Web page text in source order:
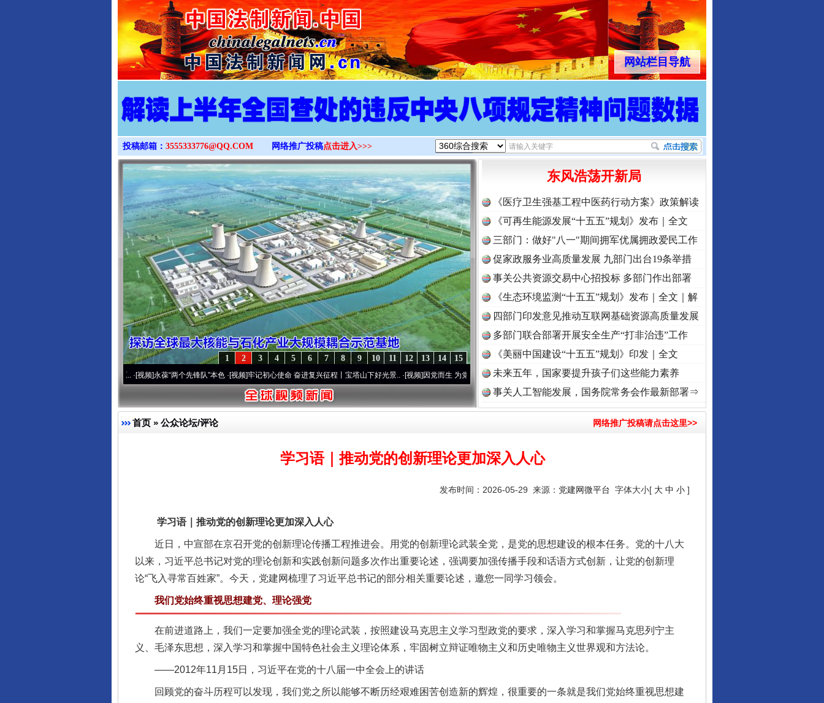
>
网站栏目导航
投稿邮箱： 3555333776@QQ.COM 网络推广投稿点击进入>>>
15
14
13
12
11
10
9
8
7
6
5
4
3
2
1
永葆“两个先锋队”本色·[视频]牢记初心使命 奋进复兴征程丨宝塔山下好光景..·[视频]因党而生 为党而战——百年“纪”事⑧加强纪律.. ·[视频]牢记初心使命 奋进复兴征程丨“转折之城”激荡..
东风浩荡开新局
《医疗卫生强基工程中医药行动方案》政策解读
《可再生能源发展“十五五”规划》发布｜全文
三部门：做好"八一"期间拥军优属拥政爱民工作
促家政服务业高质量发展 九部门出台19条举措
事关公共资源交易中心招投标 多部门作出部署
《生态环境监测“十五五”规划》发布｜全文｜解
读
四部门印发意见推动互联网基础资源高质量发展
多部门联合部署开展安全生产“打非治违”工作
《美丽中国建设“十五五”规划》印发｜全文
未来五年，国家要提升孩子们这些能力素养
事关人工智能发展，国务院常务会作最新部署⇒
首页 » 公众论坛/评论 网络推广投稿请点击这里>>
学习语｜推动党的创新理论更加深入人心
发布时间：2026-05-29 来源： 党建网微平台 字体大小[ 大 中 小 ]
学习语｜推动党的创新理论更加深入人心
近日，中宣部在京召开党的创新理论传播工程推进会。用党的创新理论武装全党，是党的思想建设的根本任务。党的十八大
以来，习近平总书记对党的理论创新和实践创新问题多次作出重要论述，强调要加强传播手段和话语方式创新，让党的创新理
论“飞入寻常百姓家”。今天，党建网梳理了习近平总书记的部分相关重要论述，邀您一同学习领会。
我们党始终重视思想建党、理论强党
在前进道路上，我们一定要加强全党的理论武装，按照建设马克思主义学习型政党的要求，深入学习和掌握马克思列宁主
义、毛泽东思想，深入学习和掌握中国特色社会主义理论体系，牢固树立辩证唯物主义和历史唯物主义世界观和方法论。
——2012年11月15日，习近平在党的十八届一中全会上的讲话
回顾党的奋斗历程可以发现，我们党之所以能够不断历经艰难困苦创造新的辉煌，很重要的一条就是我们党始终重视思想建